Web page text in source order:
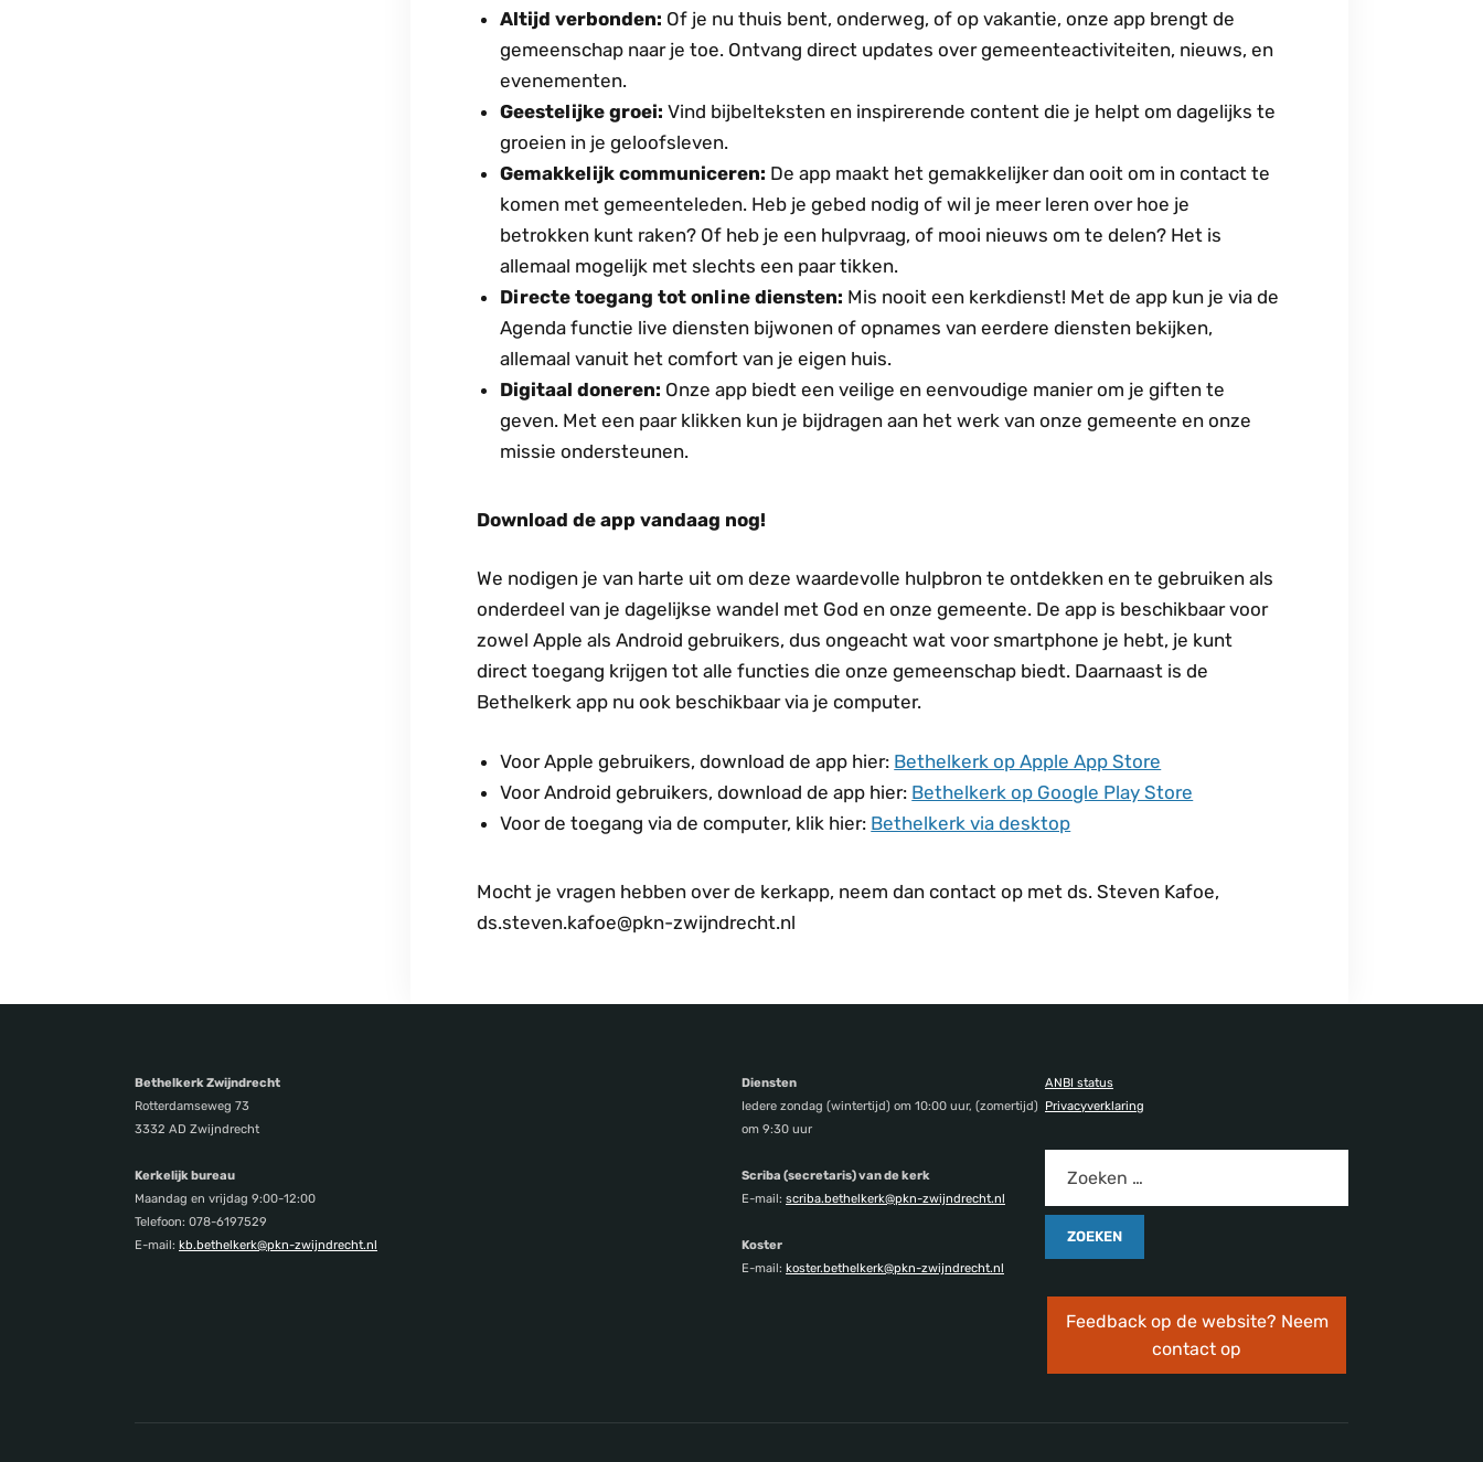
Altijd verbonden: Of je nu thuis bent, onderweg, of op vakantie, onze app brengt de
gemeenschap naar je toe. Ontvang direct updates over gemeenteactiviteiten, nieuws, en
evenementen.
Geestelijke groei: Vind bijbelteksten en inspirerende content die je helpt om dagelijks te
groeien in je geloofsleven.
Gemakkelijk communiceren: De app maakt het gemakkelijker dan ooit om in contact te
komen met gemeenteleden. Heb je gebed nodig of wil je meer leren over hoe je
betrokken kunt raken? Of heb je een hulpvraag, of mooi nieuws om te delen? Het is
allemaal mogelijk met slechts een paar tikken.
Directe toegang tot online diensten: Mis nooit een kerkdienst! Met de app kun je via de
Agenda functie live diensten bijwonen of opnames van eerdere diensten bekijken,
allemaal vanuit het comfort van je eigen huis.
Digitaal doneren: Onze app biedt een veilige en eenvoudige manier om je giften te
geven. Met een paar klikken kun je bijdragen aan het werk van onze gemeente en onze
missie ondersteunen.
Download de app vandaag nog!
We nodigen je van harte uit om deze waardevolle hulpbron te ontdekken en te gebruiken als
onderdeel van je dagelijkse wandel met God en onze gemeente. De app is beschikbaar voor
zowel Apple als Android gebruikers, dus ongeacht wat voor smartphone je hebt, je kunt
direct toegang krijgen tot alle functies die onze gemeenschap biedt. Daarnaast is de
Bethelkerk app nu ook beschikbaar via je computer.
Voor Apple gebruikers, download de app hier: Bethelkerk op Apple App Store
Voor Android gebruikers, download de app hier: Bethelkerk op Google Play Store
Voor de toegang via de computer, klik hier: Bethelkerk via desktop
Mocht je vragen hebben over de kerkapp, neem dan contact op met ds. Steven Kafoe,
ds.steven.kafoe@pkn-zwijndrecht.nl
Bethelkerk Zwijndrecht
Rotterdamseweg 73
3332 AD Zwijndrecht
Kerkelijk bureau
Maandag en vrijdag 9:00-12:00
Telefoon: 078-6197529
E-mail: kb.bethelkerk@pkn-zwijndrecht.nl
Diensten
Iedere zondag (wintertijd) om 10:00 uur, (zomertijd)
om 9:30 uur
Scriba (secretaris) van de kerk
E-mail: scriba.bethelkerk@pkn-zwijndrecht.nl
Koster
E-mail: koster.bethelkerk@pkn-zwijndrecht.nl
ANBI status
Privacyverklaring
Feedback op de website? Neem
contact op